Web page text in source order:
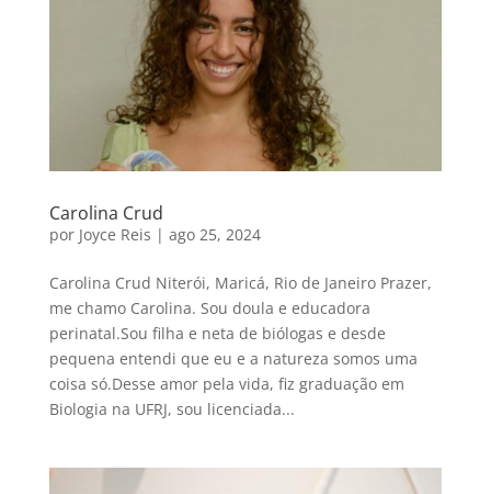
Carolina Crud
por Joyce Reis | ago 25, 2024
Carolina Crud Niterói, Maricá, Rio de Janeiro Prazer,
me chamo Carolina. Sou doula e educadora
perinatal.Sou filha e neta de biólogas e desde
pequena entendi que eu e a natureza somos uma
coisa só.Desse amor pela vida, fiz graduação em
Biologia na UFRJ, sou licenciada...